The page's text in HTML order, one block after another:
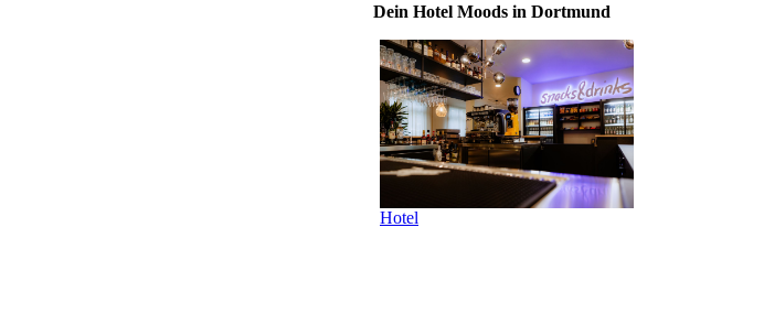
Dein Hotel Moods in Dortmund
Hotel